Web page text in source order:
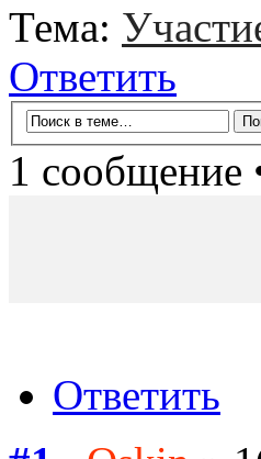
Тема:
Ответить
1 сообщение
Ответить